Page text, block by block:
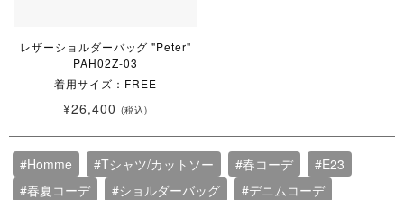
レザーショルダーバッグ "Peter"
PAH02Z-03
着用サイズ：FREE
¥26,400 (税込)
#Homme #Tシャツ/カットソー #春コーデ
#E23
#春夏コーデ
#ショルダーバッグ
#デニムコーデ